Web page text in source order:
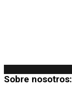
Sobre nosotros: